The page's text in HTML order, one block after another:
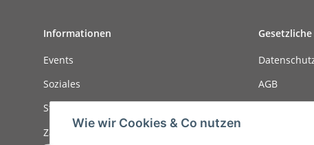
Informationen
Events
Soziales
Stellenanzeigen
Zahlungsmöglichkeiten
AGB
Wie wir Cookies & Co nutzen